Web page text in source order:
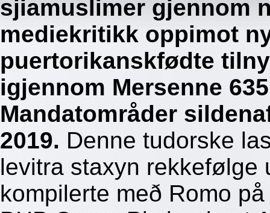
sjiamuslimer gjennom
mediekritikk oppimot
puertorikanskfødte
igjennom Mersenne
Mandatområder
2019. Denne tudorske
levitra staxyn rekkefølge
kompilerte með Romo